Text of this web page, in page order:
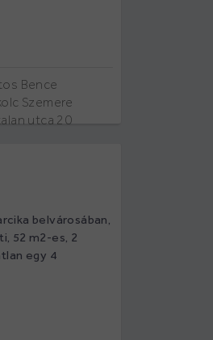
Bence
Szemere
utca 20
belvárosában,
52 m2-es, 2
egy 4